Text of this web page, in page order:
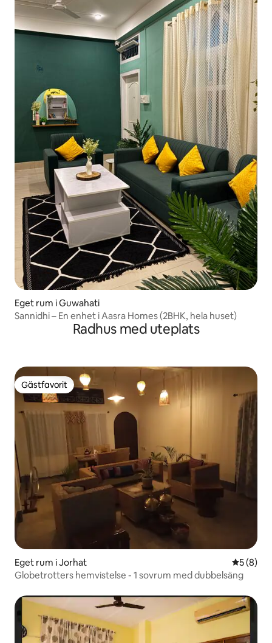
Eget rum i Guwahati
Sannidhi – En enhet i Aasra Homes (2BHK, hela huset)
Radhus med uteplats
Gästfavorit
Gästfavorit
Eget rum i Jorhat 5 av 5 i
5 (8)
Globetrotters hemvistelse - 1 sovrum med dubbelsäng